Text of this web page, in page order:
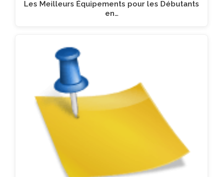
Les Meilleurs Équipements pour les Débutants
en…